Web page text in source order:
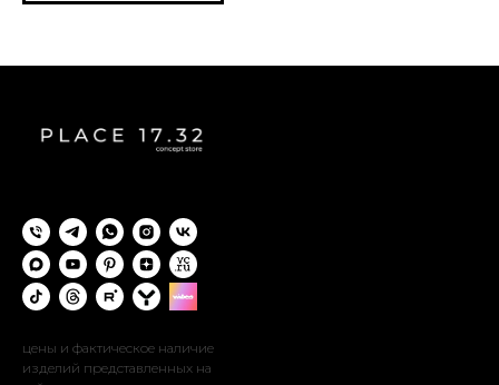
цены и фактическое наличие
изделий представленных на